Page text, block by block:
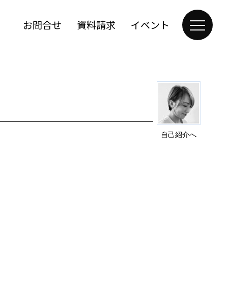
お問合せ 資料請求 イベント
自己紹介へ